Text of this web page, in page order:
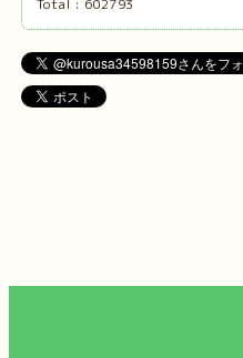
Total : 602793